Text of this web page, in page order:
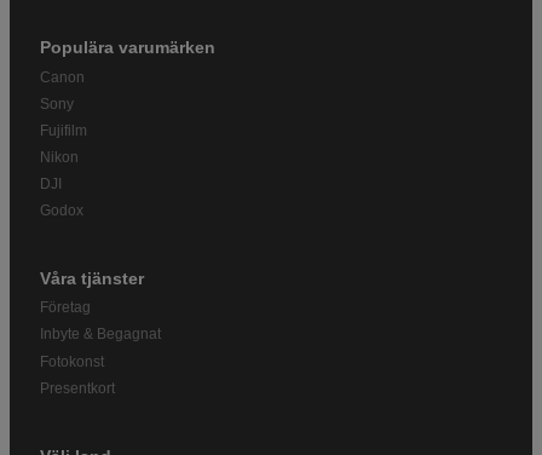
Populära varumärken
Canon
Sony
Fujifilm
Nikon
DJI
Godox
Våra tjänster
Företag
Inbyte & Begagnat
Fotokonst
Presentkort